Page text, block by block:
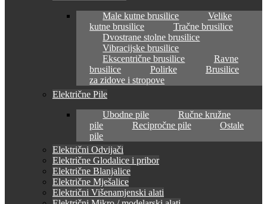
Male kutne brusilice
Velike
kutne brusilice
Tračne brusilice
Dvostrane stolne brusilice
Vibracijske brusilice
Ekscentrične brusilice
Ravne
brusilice
Polirke
Brusilice
za zidove i stropove
Električne Pile
Ubodne pile
Ručne kružne
pile
Recipročne pile
Ostale
pile
Električni Odvijači
Električne Glodalice i pribor
Električne Blanjalice
Električne Mješalice
Električni Višenamjenski alati